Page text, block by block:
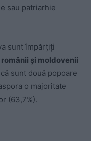
sau patriarhie
sunt împărțiți
românii și moldovenii
sunt două popoare
o majoritate
(63,7%).